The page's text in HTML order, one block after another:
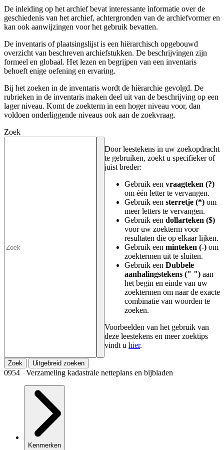
De inleiding op het archief bevat interessante informatie over de
geschiedenis van het archief, achtergronden van de archiefvormer en
kan ook aanwijzingen voor het gebruik bevatten.
De inventaris of plaatsingslijst is een hiërarchisch opgebouwd
overzicht van beschreven archiefstukken. De beschrijvingen zijn
formeel en globaal. Het lezen en begrijpen van een inventaris
behoeft enige oefening en ervaring.
Bij het zoeken in de inventaris wordt de hiërarchie gevolgd. De
rubrieken in de inventaris maken deel uit van de beschrijving op een
lager niveau. Komt de zoekterm in een hoger niveau voor, dan
voldoen onderliggende niveaus ook aan de zoekvraag.
Zoek
Door leestekens in uw zoekopdracht
te gebruiken, zoekt u specifieker of
juist breder:
Gebruik een vraagteken (?)
om één letter te vervangen.
Gebruik een sterretje (*) om
meer letters te vervangen.
Gebruik een dollarteken ($)
voor uw zoekterm voor
resultaten die op elkaar lijken.
Gebruik een minteken (-) om
zoektermen uit te sluiten.
Gebruik een Dubbele
aanhalingstekens (" ") aan
het begin en einde van uw
zoektermen om naar de exacte
combinatie van woorden te
zoeken.
Voorbeelden van het gebruik van
deze leestekens en meer zoektips
vindt u hier.
Zoek Uitgebreid zoeken
0954 Verzameling kadastrale netteplans en bijbladen
Kenmerken